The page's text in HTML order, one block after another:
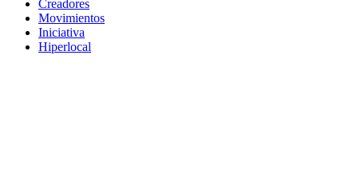
Creadores
Movimientos
Iniciativa
Hiperlocal